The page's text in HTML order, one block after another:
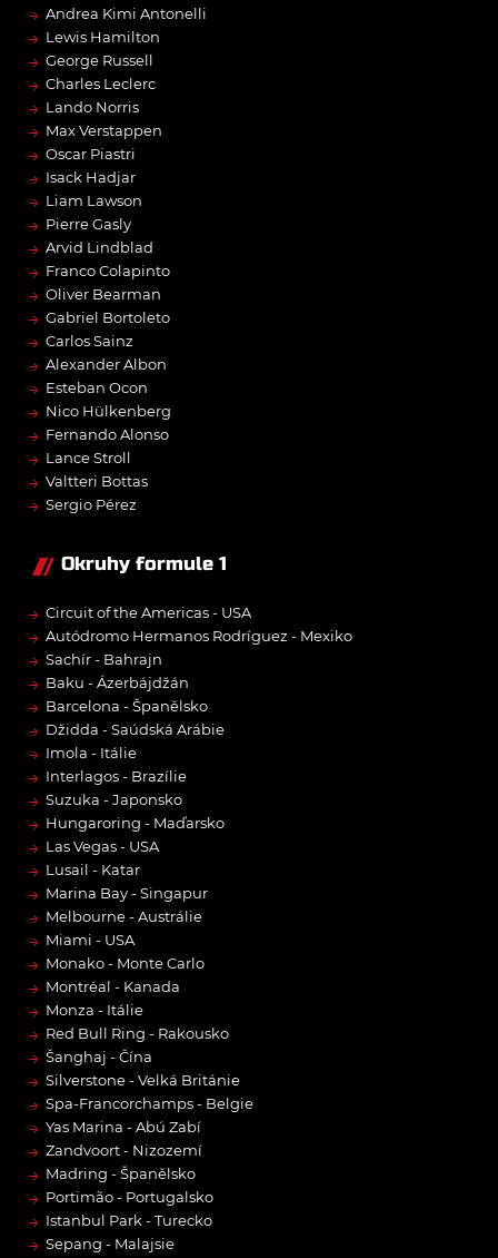
→ Andrea Kimi Antonelli
→ Lewis Hamilton
→ George Russell
→ Charles Leclerc
→ Lando Norris
→ Max Verstappen
→ Oscar Piastri
→ Isack Hadjar
→ Liam Lawson
→ Pierre Gasly
→ Arvid Lindblad
→ Franco Colapinto
→ Oliver Bearman
→ Gabriel Bortoleto
→ Carlos Sainz
→ Alexander Albon
→ Esteban Ocon
→ Nico Hülkenberg
→ Fernando Alonso
→ Lance Stroll
→ Valtteri Bottas
→ Sergio Pérez
Okruhy formule 1
→ Circuit of the Americas - USA
→ Autódromo Hermanos Rodríguez - Mexiko
→ Sachír - Bahrajn
→ Baku - Ázerbájdžán
→ Barcelona - Španělsko
→ Džidda - Saúdská Arábie
→ Imola - Itálie
→ Interlagos - Brazílie
→ Suzuka - Japonsko
→ Hungaroring - Maďarsko
→ Las Vegas - USA
→ Lusail - Katar
→ Marina Bay - Singapur
→ Melbourne - Austrálie
→ Miami - USA
→ Monako - Monte Carlo
→ Montréal - Kanada
→ Monza - Itálie
→ Red Bull Ring - Rakousko
→ Šanghaj - Čína
→ Silverstone - Velká Británie
→ Spa-Francorchamps - Belgie
→ Yas Marina - Abú Zabí
→ Zandvoort - Nizozemí
→ Madring - Španělsko
→ Portimão - Portugalsko
→ Istanbul Park - Turecko
→ Sepang - Malajsie